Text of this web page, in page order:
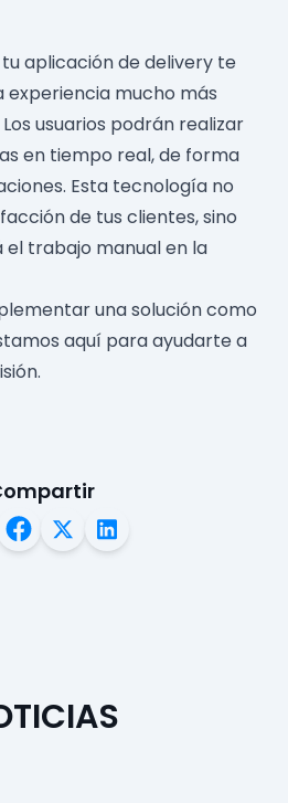
aplicación de delivery te
mucho más
usuarios podrán realizar
en tiempo real, de forma
Esta tecnología no
de tus clientes, sino
trabajo manual en la
una solución como
aquí para ayudarte a